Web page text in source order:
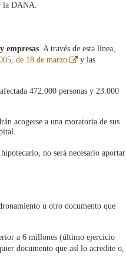
la DANA.
empresas. A través de esta línea,
de 18 de marzo
Abre
y las
472.000 personas y 23.000
acogerse a una moratoria de sus
no será necesario aportar
u otro documento que
a 6 millones (último ejercicio
documento que así lo acredite o,